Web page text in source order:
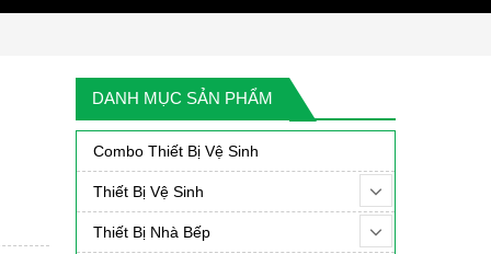
DANH MỤC SẢN PHẨM
Combo Thiết Bị Vệ Sinh
Thiết Bị Vệ Sinh
Thiết Bị Nhà Bếp